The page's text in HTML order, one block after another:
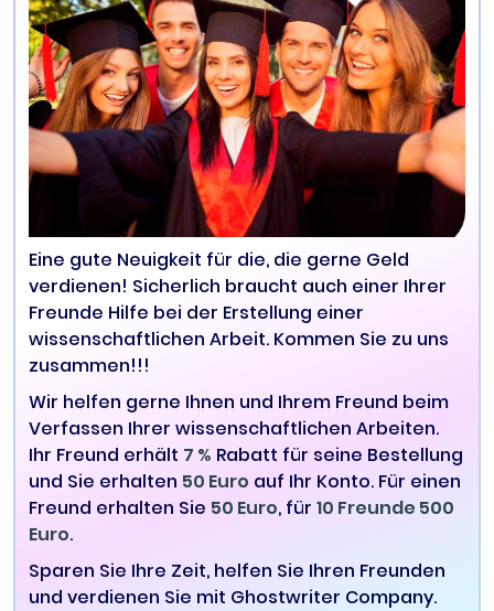
Eine gute Neuigkeit für die, die gerne Geld
verdienen! Sicherlich braucht auch einer Ihrer
Freunde Hilfe bei der Erstellung einer
wissenschaftlichen Arbeit. Kommen Sie zu uns
zusammen!!!
Wir helfen gerne Ihnen und Ihrem Freund beim
Verfassen Ihrer wissenschaftlichen Arbeiten.
Ihr Freund erhält 7 % Rabatt für seine Bestellung
und Sie erhalten 50 Euro auf Ihr Konto. Für einen
Freund erhalten Sie 50 Euro, für 10 Freunde 500
Euro.
Sparen Sie Ihre Zeit, helfen Sie Ihren Freunden
und verdienen Sie mit Ghostwriter Company.